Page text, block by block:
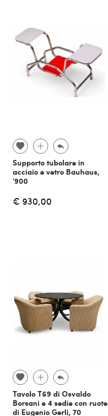
Supporto tubolare in
acciaio e vetro Bauhaus,
'900
€ 930,00
Tavolo T69 di Osvaldo
Borsani e 4 sedie con ruote
di Eugenio Gerli, 70